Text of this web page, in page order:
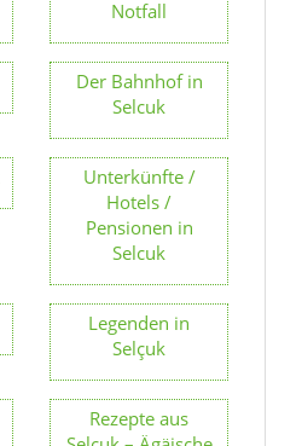
Unterkünfte /
Hotels /
Pensionen in
Legenden in
Selçuk
Rezepte aus
Selçuk – Ägäische
Küche,
Spezialitäten &
Genuss